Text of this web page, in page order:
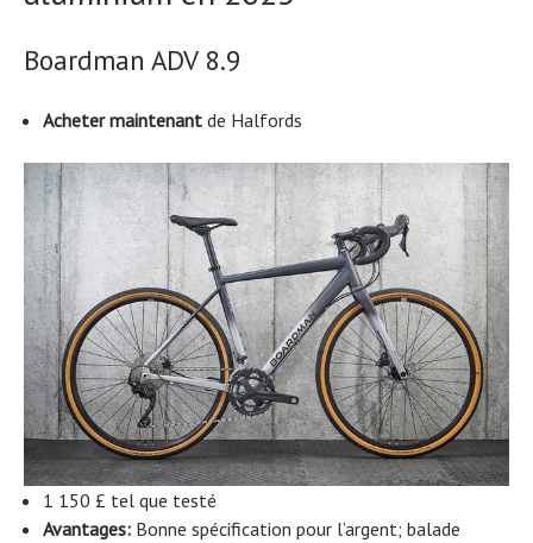
Boardman ADV 8.9
Acheter maintenant de Halfords
1 150 £ tel que testé
Avantages: Bonne spécification pour l’argent; balade